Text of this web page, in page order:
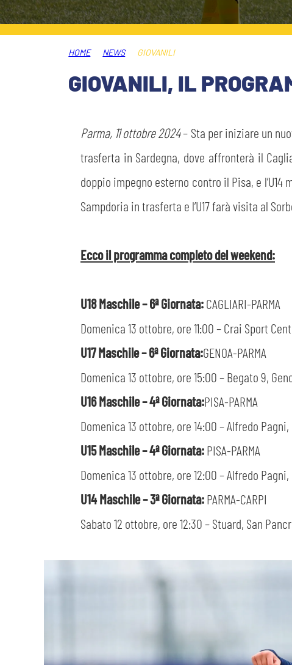
STORE
MUSEO
INFORMATIVA FINANZIARIA
PLAY GREEN
HOME NEWS GIOVANILI
GIOVANILI, IL
Parma, 11 ottobre 2024– Sta per iniziare un
trasferta in Sardegna, dove affronterà il
doppio impegno esterno contro il Pisa, e
Sampdoria in trasferta e l’U17 farà visita al
Ecco il programma completo del weekend:
U18 Maschile – 6ª Giornata:CAGLIARI-PARMA
Domenica 13 ottobre, ore 11:00 – Crai Sport
U17 Maschile – 6ª Giornata:GENOA-PARMA
Domenica 13 ottobre, ore 15:00 – Begato 9,
U16 Maschile – 4ª Giornata:PISA-PARMA
Domenica 13 ottobre, ore 14:00 – Alfredo
U15 Maschile – 4ª Giornata:PISA-PARMA
Domenica 13 ottobre, ore 12:00 – Alfredo
U14 Maschile – 3ª Giornata:PARMA-CARPI
Sabato 12 ottobre, ore 12:30 – Stuard, San